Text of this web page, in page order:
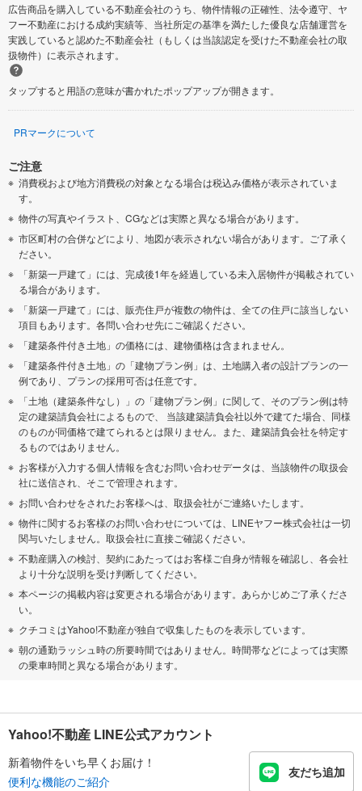
広告商品を購入している不動産会社のうち、物件情報の正確性、法令遵守、ヤ
フー不動産における成約実績等、当社所定の基準を満たした優良な店舗運営を
実践していると認めた不動産会社（もしくは当該認定を受けた不動産会社の取
扱物件）に表示されます。
タップすると用語の意味が書かれたポップアップが開きます。
PRマークについて
ご注意
消費税および地方消費税の対象となる場合は税込み価格が表示されていま
す。
物件の写真やイラスト、CGなどは実際と異なる場合があります。
市区町村の合併などにより、地図が表示されない場合があります。ご了承く
ださい。
「新築一戸建て」には、完成後1年を経過している未入居物件が掲載されてい
る場合があります。
「新築一戸建て」には、販売住戸が複数の物件は、全ての住戸に該当しない
項目もあります。各問い合わせ先にご確認ください。
「建築条件付き土地」の価格には、建物価格は含まれません。
「建築条件付き土地」の「建物プラン例」は、土地購入者の設計プランの一
例であり、プランの採用可否は任意です。
「土地（建築条件なし）」の「建物プラン例」に関して、そのプラン例は特
定の建築請負会社によるもので、 当該建築請負会社以外で建てた場合、同様
のものが同価格で建てられるとは限りません。また、建築請負会社を特定す
るものではありません。
お客様が入力する個人情報を含むお問い合わせデータは、当該物件の取扱会
社に送信され、そこで管理されます。
お問い合わせをされたお客様へは、取扱会社がご連絡いたします。
物件に関するお客様のお問い合わせについては、LINEヤフー株式会社は一切
関与いたしません。取扱会社に直接ご確認ください。
不動産購入の検討、契約にあたってはお客様ご自身が情報を確認し、各会社
より十分な説明を受け判断してください。
本ページの掲載内容は変更される場合があります。あらかじめご了承くださ
い。
クチコミはYahoo!不動産が独自で収集したものを表示しています。
朝の通勤ラッシュ時の所要時間ではありません。時間帯などによっては実際
の乗車時間と異なる場合があります。
Yahoo!不動産 LINE公式アカウント
新着物件をいち早くお届け！
便利な機能のご紹介
友だち追加